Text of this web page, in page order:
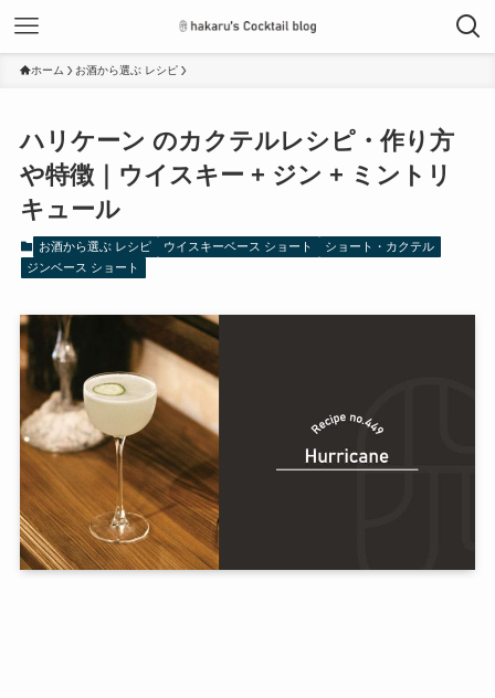
ホーム お酒から選ぶ レシピ
ハリケーン のカクテルレシピ・作り方
や特徴｜ウイスキー + ジン + ミントリ
キュール
お酒から選ぶ レシピ ウイスキーベース ショート
ショート・カクテル
ジンベース ショート